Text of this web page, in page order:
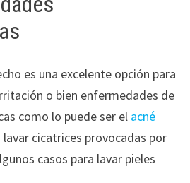
es una excelente opción para
o bien enfermedades de
como lo puede ser el acné
cicatrices provocadas por
casos para lavar pieles